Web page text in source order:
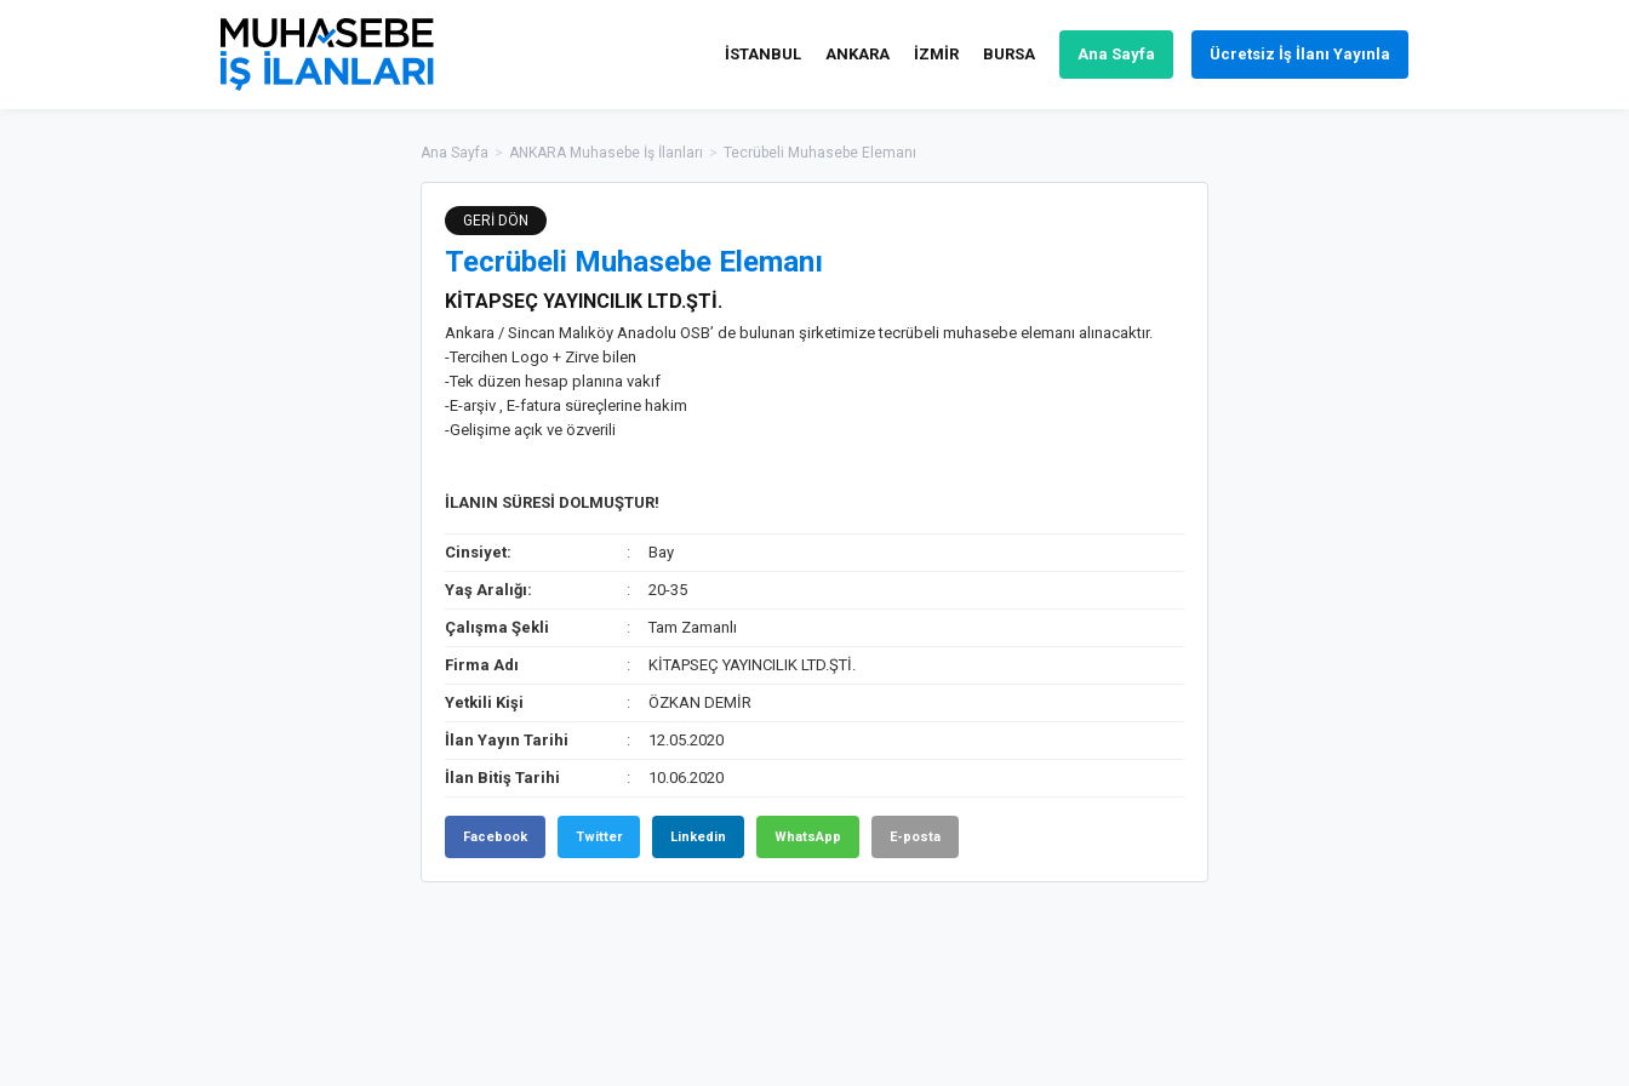
İSTANBUL ANKARA İZMİR BURSA Ana Sayfa Ücretsiz İş İlanı Yayınla
Ana Sayfa > ANKARA Muhasebe İş İlanları > Tecrübeli Muhasebe Elemanı
GERİ DÖN
Tecrübeli Muhasebe Elemanı
KİTAPSEÇ YAYINCILIK LTD.ŞTİ.
Ankara / Sincan Malıköy Anadolu OSB’ de bulunan şirketimize tecrübeli muhasebe elemanı alınacaktır.
-Tercihen Logo + Zirve bilen
-Tek düzen hesap planına vakıf
-E-arşiv , E-fatura süreçlerine hakim
-Gelişime açık ve özverili
İLANIN SÜRESİ DOLMUŞTUR!
Cinsiyet: Bay
Yaş Aralığı: 20-35
Çalışma Şekli Tam Zamanlı
Firma Adı KİTAPSEÇ YAYINCILIK LTD.ŞTİ.
Yetkili Kişi ÖZKAN DEMİR
İlan Yayın Tarihi 12.05.2020
İlan Bitiş Tarihi 10.06.2020
Facebook Twitter Linkedin WhatsApp E-posta